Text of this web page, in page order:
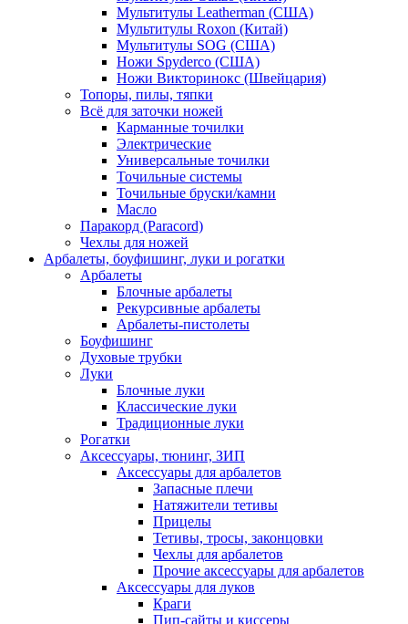
Мультитулы Leatherman (США)
Мультитулы Roxon (Китай)
Мультитулы SOG (США)
Ножи Spyderco (США)
Ножи Викторинокс (Швейцария)
Топоры, пилы, тяпки
Всё для заточки ножей
Карманные точилки
Электрические
Универсальные точилки
Точильные системы
Точильные бруски/камни
Масло
Паракорд (Paracord)
Чехлы для ножей
Арбалеты, боуфишинг, луки и рогатки
Арбалеты
Блочные арбалеты
Рекурсивные арбалеты
Арбалеты-пистолеты
Боуфишинг
Духовые трубки
Луки
Блочные луки
Классические луки
Традиционные луки
Рогатки
Аксессуары, тюнинг, ЗИП
Аксессуары для арбалетов
Запасные плечи
Натяжители тетивы
Прицелы
Тетивы, тросы, законцовки
Чехлы для арбалетов
Прочие аксессуары для арбалетов
Аксессуары для луков
Краги
Пип-сайты и киссеры